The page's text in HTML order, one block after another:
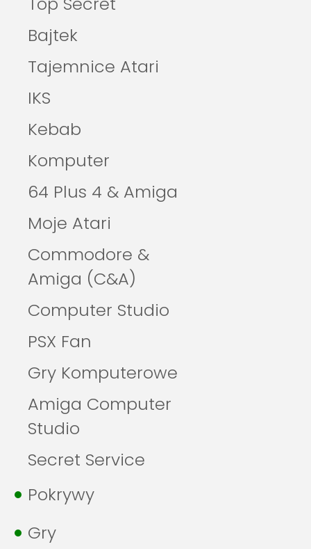
Bajtek
Tajemnice Atari
IKS
Kebab
Komputer
64 Plus 4 & Amiga
Moje Atari
Commodore &
Amiga (C&A)
Computer Studio
PSX Fan
Gry Komputerowe
Amiga Computer
Studio
Secret Service
Pokrywy
Gry